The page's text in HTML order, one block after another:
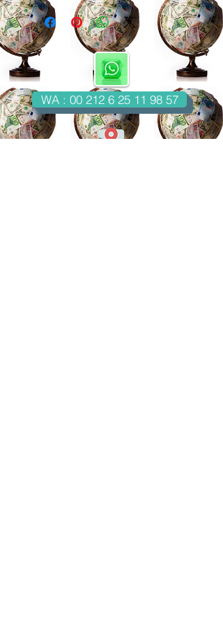
WA : 00 212 6 25 11 98 57